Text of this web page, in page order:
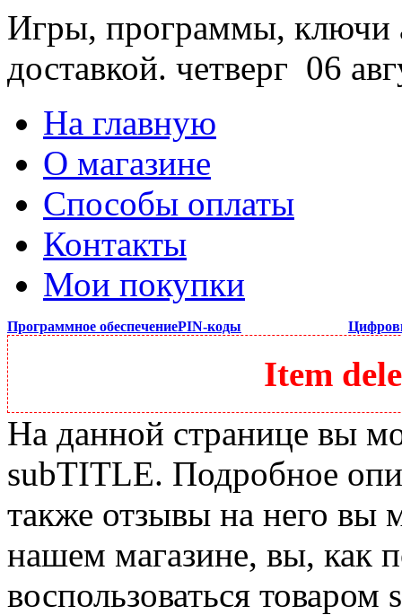
Игры, программы, ключи
доставкой. четверг 06
На главную
О магазине
Способы оплаты
Контакты
Мои покупки
Программное обеспечениеPIN-коды
Item
На данной странице вы
subTITLE. Подробное
также отзывы на него вы
нашем магазине, вы, как
воспользоваться